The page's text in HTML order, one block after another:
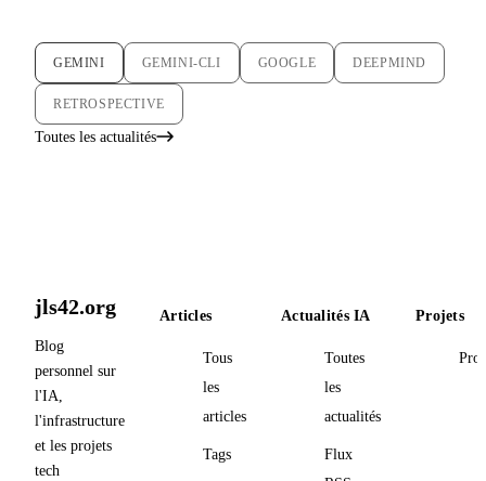
GEMINI GEMINI-CLI GOOGLE DEEPMIND
RETROSPECTIVE
Toutes les actualités
jls42.org
Blog
personnel sur
l'IA,
l'infrastructure
et les projets
tech
Articles
Tous
les
articles
Tags
Actualités IA
Toutes
les
actualités
Flux
Projets